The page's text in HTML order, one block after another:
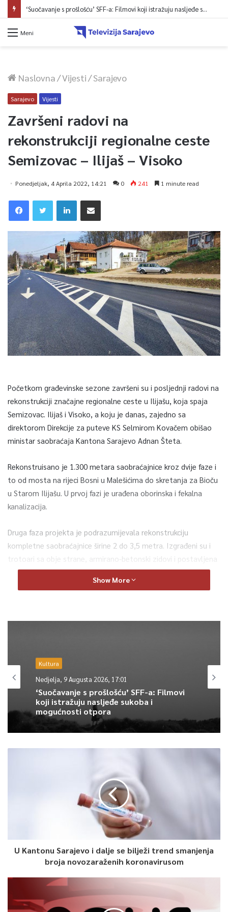
‘Suočavanje s prošlošću’ SFF-a: Filmovi koji istražuju nasljeđe sukoba i mogućnosti otpora
Meni
Naslovna/Vijesti/Sarajevo
Sarajevo Vijesti
Završeni radovi na
rekonstrukciji regionalne ceste
Semizovac – Ilijaš – Visoko
Ponedjeljak, 4 Aprila 2022, 14:21 0 241 1 minute read
Početkom građevinske sezone završeni su i posljednji radovi na
rekonstrukciji značajne regionalne ceste u Ilijašu, koja spaja
Semizovac. Ilijaš i Visoko, a koju je danas, zajedno sa
direktorom Direkcije za puteve KS Selmirom Kovačem obišao
ministar saobraćaja Kantona Sarajevo Adnan Šteta.
Rekonstruisano je 1.300 metara saobraćajnice kroz dvije faze i
to od mosta na rijeci Bosni u Malešićima do skretanja za Bioču
u Starom Ilijašu. U prvoj fazi je urađena oborinska i fekalna
kanalizacija.
Druga faza projekta je podrazumijevala rekonstrukciju
kompletne saobraćajnice širine 2 do 3,5 metra. Izgrađeni su i
trotoari sa obje strane, armirano-betonski zidovi i postavljena
saobraćajna signalizacija.
infrastrukture koje smo planirali za ovu godinu. Završetkom
svakodnevnica stanovnicima biti olakšana, jer smo dobili
kvalitetnu i sigurnu saobraćajnicu za vozila i pješake“, istakao
je ministar Šteta.
Pri rekonstrukciji ove ceste šahtovi su izmješteni iz
saobraćajnice na trotoare što će doprinijeti dužem vijeku
izgradnju Kantona Sarajevo.
0
Article Rating
Show More
Kultura
Nedjelja, 9 Augusta 2026, 17:01
‘Suočavanje s prošlošću’ SFF-a: Filmovi
koji istražuju nasljeđe sukoba i
mogućnosti otpora
U Kantonu Sarajevo i dalje se bilježi trend smanjenja
broja novozaraženih koronavirusom